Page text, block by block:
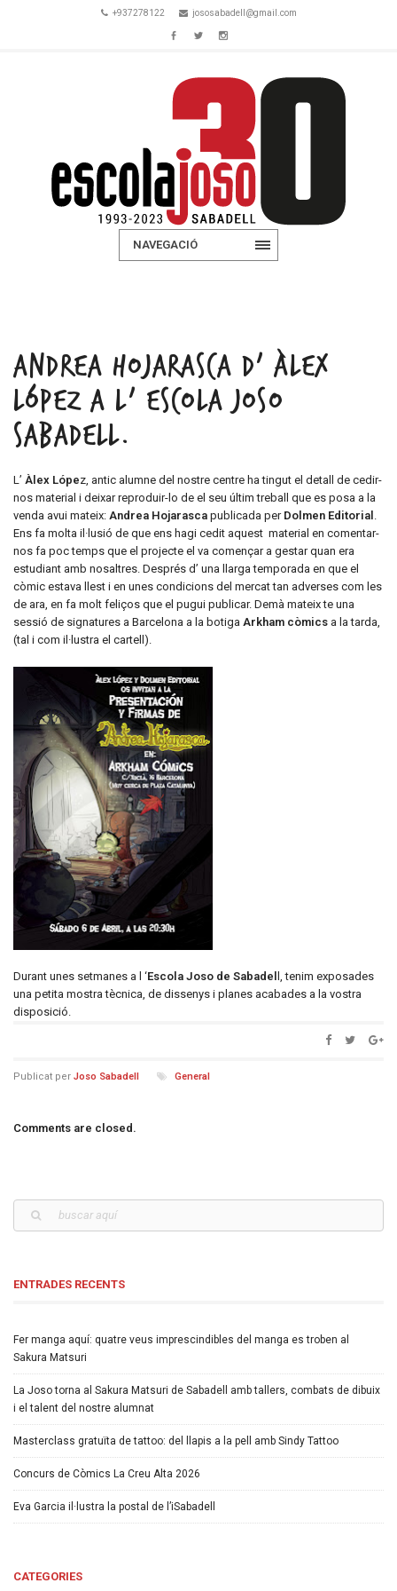
+937278122 jososabadell@gmail.com
NAVEGACIÓ
ANDREA HOJARASCA D’ ÀLEX
LÓPEZ A L’ ESCOLA JOSO
SABADELL.
L’ Àlex López, antic alumne del nostre centre ha tingut el detall de cedir-
nos material i deixar reproduir-lo de el seu últim treball que es posa a la
venda avui mateix: Andrea Hojarasca publicada per Dolmen Editorial .
Ens fa molta il·lusió de que ens hagi cedit aquest material en comentar-
nos fa poc temps que el projecte el va començar a gestar quan era
estudiant amb nosaltres. Després d’ una llarga temporada en que el
còmic estava llest i en unes condicions del mercat tan adverses com les
de ara, en fa molt feliços que el pugui publicar. Demà mateix te una
sessió de signatures a Barcelona a la botiga Arkham còmics a la tarda,
(tal i com il·lustra el cartell).
Durant unes setmanes a l ‘Escola Joso de Sabadell, tenim exposades
una petita mostra tècnica, de dissenys i planes acabades a la vostra
disposició.
Publicat per Joso Sabadell General
Comments are closed.
ENTRADES RECENTS
Fer manga aquí: quatre veus imprescindibles del manga es troben al
Sakura Matsuri
La Joso torna al Sakura Matsuri de Sabadell amb tallers, combats de dibuix
i el talent del nostre alumnat
Masterclass gratuïta de tattoo: del llapis a la pell amb Sindy Tattoo
Concurs de Còmics La Creu Alta 2026
Eva Garcia il·lustra la postal de l’iSabadell
CATEGORIES